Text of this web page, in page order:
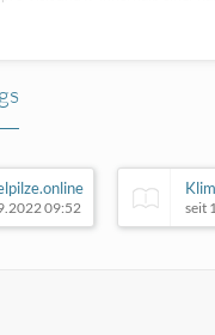
09:52 seit